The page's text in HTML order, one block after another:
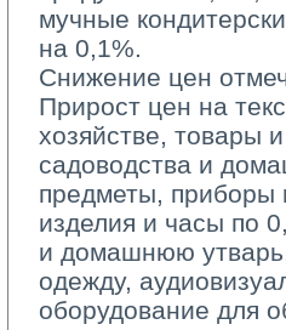
мучные
на 0,1%.
Снижение цен
Прирост цен на
хозяйстве, товары
садоводства и
предметы, приборы
изделия и часы по
и домашнюю
одежду,
оборудование для